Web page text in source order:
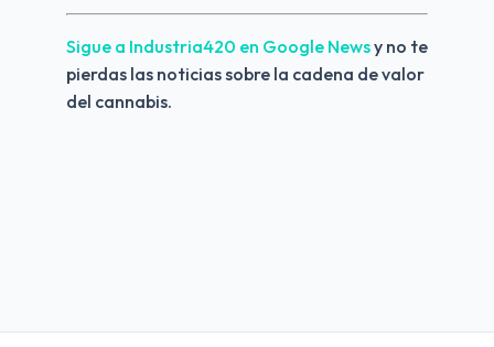
Sigue a Industria420 en Google News y no te
pierdas las noticias sobre la cadena de valor
del cannabis.